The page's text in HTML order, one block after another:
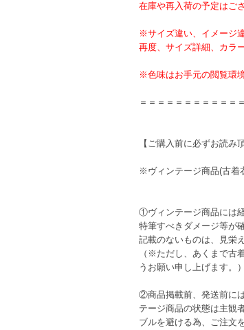
在庫や再入荷の予定はご
※サイズ違い、イメージ
再度、サイズ詳細、カラ
※色味はお手元の閲覧環
＝＝＝＝＝＝＝＝＝＝＝
【ご購入前に必ずお読み
※ヴィンテージ商品(古着
①ヴィンテージ商品には
特筆すべきダメージ等が
記載のないものは、見栄
（※ただし、あくまで古
うお願い申し上げます。）
②商品掲載前、発送前に
テージ商品の状態は主観
ブルを避ける為、ご注文